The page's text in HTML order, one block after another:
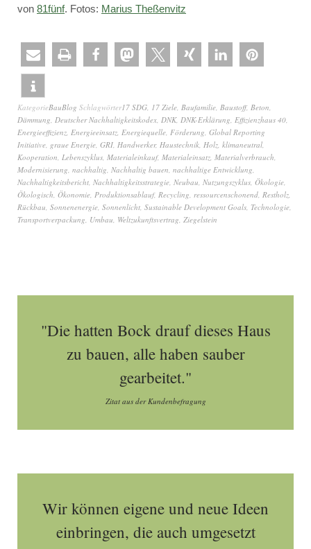
von 81fünf. Fotos: Marius Theßenvitz
KategorieBauBlog Schlagwörter17 SDG, 17 Ziele, Baufamilie, Baustoff, Beton,
Dämmung, Deutscher Nachhaltigkeitskodex, DNK, DNK-Erklärung, Effizienzhaus 40,
Energieeffizienz, Energieeinsatz, Energiequelle, Förderung, Global Reporting
Initiative, graue Energie, GRI, Handwerker, Haustechnik, Holz, klimaneutral,
Kooperation, Lebenszyklus, Materialeinkauf, Materialeinsatz, Materialverbrauch,
Modernisierung, nachhaltig, Nachhaltig bauen, nachhaltige Entwicklung,
Nachhaltigkeitsbericht, Nachhaltigkeitsstrategie, Neubau, Nutzungszyklus, Ökologie,
Ökologisch, Ökonomie, Produktionsablauf, Recycling, ressourcenschonend, Restholz,
Rückbau, Sonnenenergie, Sonnenlicht, Sustainable Development Goals, Technologie,
Transportverpackung, Umbau, Weltzukunftsvertrag, Ziegelstein
"Die hatten Bock drauf dieses Haus
zu bauen, alle haben sauber
gearbeitet."
Zitat aus der Kundenbefragung
Wir können eigene und neue Ideen
einbringen, die auch umgesetzt